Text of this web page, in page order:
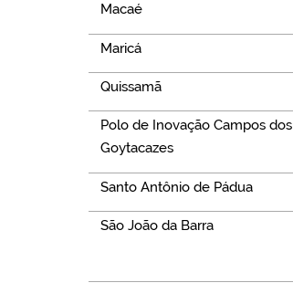
Macaé
Maricá
Quissamã
Polo de Inovação Campos dos
Goytacazes
Santo Antônio de Pádua
São João da Barra